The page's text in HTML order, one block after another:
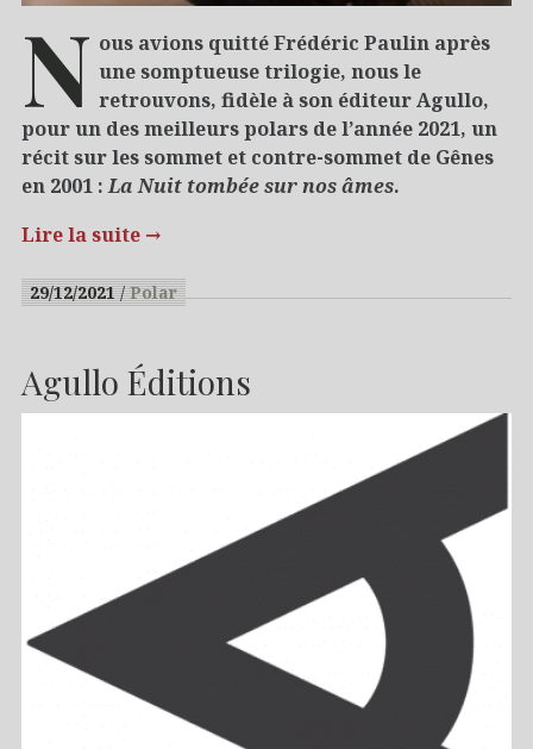
N ous avions quitté Frédéric Paulin après
une somptueuse trilogie, nous le
retrouvons, fidèle à son éditeur Agullo,
pour un des meilleurs polars de l’année 2021, un
récit sur les sommet et contre-sommet de Gênes
en 2001 : La Nuit tombée sur nos âmes.
Lire la suite →
29/12/2021 Polar
Agullo Éditions